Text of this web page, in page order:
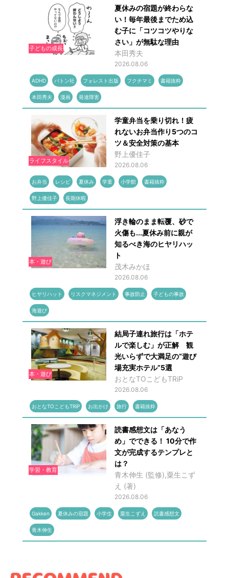
子どもの成長
夏休みの宿題が終わらな
い！毎年最後までため込
む子に「コツコツやりな
さい」が無駄な理由
本田秀夫
2026.08.06
ADHD バトン社 フォレスト出版 フクチマミ 書籍抜粋
本田秀夫 漫画 発達障害
ライフスタイル
学童弁当を乗り切れ！疲
れないお弁当作り5つのコ
ツ＆安全対策の基本
野上優佳子
2026.08.06
お弁当 レシピ 夏休み 学童 小学館 書籍抜粋
野上優佳子 長期休暇
本・遊び
浮き輪のまま転覆、砂で
火傷も...夏休み前に親が
知るべき海のヒヤリハッ
ト
茂木みかほ
2026.08.06
ヒヤリハット リスクマネジメント 事故防止 子どもの事故
海遊び
本・遊び
結局子連れ旅行は「ホテ
ルで楽しむ」が正解 観
光いらずで大満足の“遊び
場充実ホテル”5選
おとなTOこどもTRiP
2026.08.06
おとなTOこどもTRiP お出かけ 旅行 書籍抜粋
学習・教育
読書感想文は「あなう
め」でできる！ 10分で作
文が完成するテンプレと
は？
青木伸生 (監修),粟生こず
え (著)
2026.08.06
Gakken 夏休みの宿題 小学生 粟生こずえ 読書感想文
青木伸生